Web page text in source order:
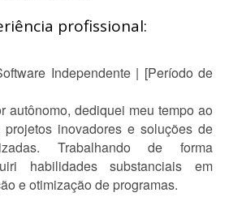
profissional:
Independente | [Período de
autônomo, dediquei meu tempo ao
projetos inovadores e soluções de
Trabalhando de forma
habilidades substanciais em
e otimização de programas.